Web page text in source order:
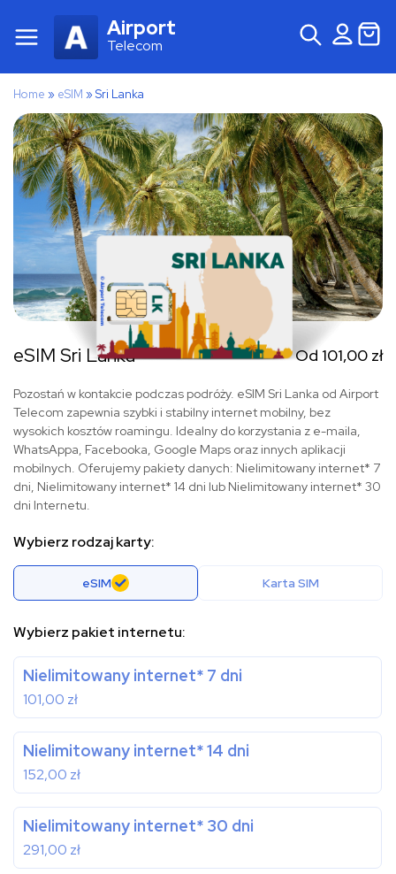
Airport
Telecom
Home » eSIM »Sri Lanka
eSIM Sri Lanka Od 101,00 zł
Pozostań w kontakcie podczas podróży. eSIM Sri Lanka od Airport
Telecom zapewnia szybki i stabilny internet mobilny, bez
wysokich kosztów roamingu. Idealny do korzystania z e-maila,
WhatsAppa, Facebooka, Google Maps oraz innych aplikacji
mobilnych. Oferujemy pakiety danych: Nielimitowany internet* 7
dni, Nielimitowany internet* 14 dni lub Nielimitowany internet* 30
dni Internetu.
Wybierz rodzaj karty:
eSIM Karta SIM
Wybierz pakiet internetu:
Nielimitowany internet* 7 dni
101,00 zł
Nielimitowany internet* 14 dni
152,00 zł
Nielimitowany internet* 30 dni
291,00 zł